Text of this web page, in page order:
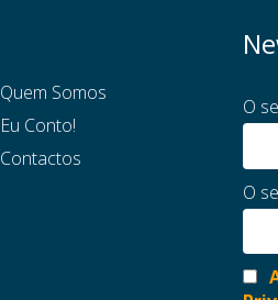
Quem Somos
Eu Conto!
Contactos
O
O